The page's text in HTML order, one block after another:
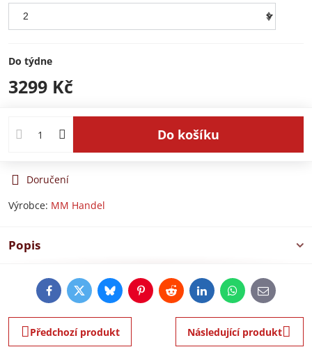
Do týdne
3299 Kč
Do košíku
Doručení
Výrobce: MM Handel
Popis
FacebookTwitterBlueskyPinterestRedditLinkedInWhatsApp
E-
mail
Předchozí produkt Následující produkt